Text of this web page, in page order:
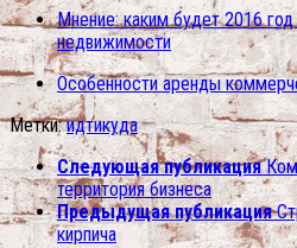
Мнение: каким будет 2016
недвижимости
Особенности аренды
Метки: идтикуда
Следующая публикация
территория бизнеса
Предыдущая публикация
кирпича